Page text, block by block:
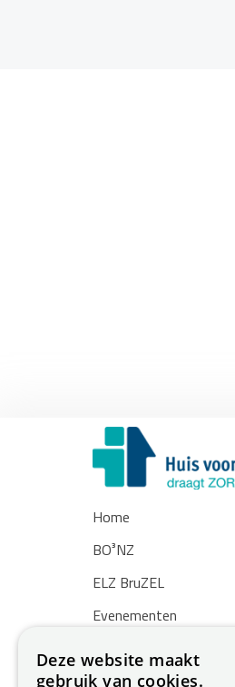
Home
BO³NZ
ELZ BruZEL
Evenementen
Nieuws
Zoekertjes
Deze website maakt
gebruik van cookies.